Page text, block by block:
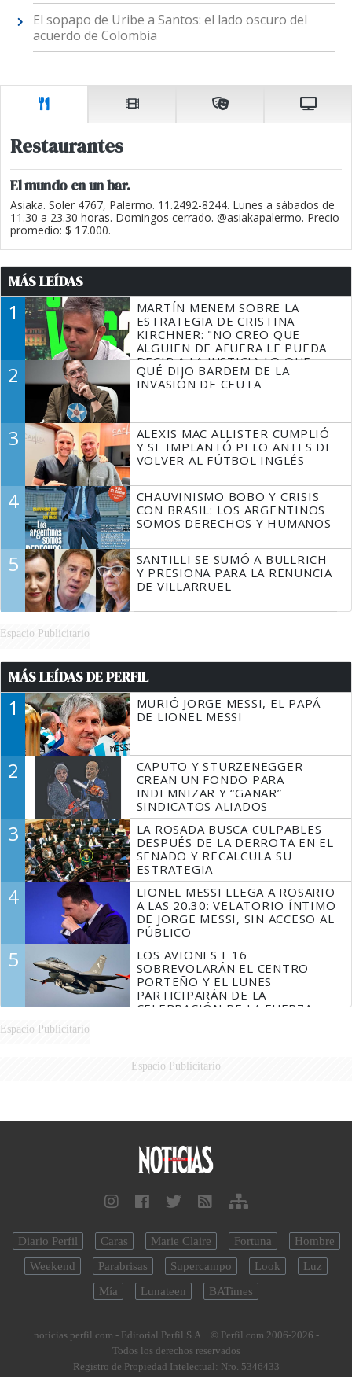
El sopapo de Uribe a Santos: el lado oscuro del
acuerdo de Colombia
Restaurantes
El mundo en un bar.
Asiaka. Soler 4767, Palermo. 11.2492-8244. Lunes a sábados de
11.30 a 23.30 horas. Domingos cerrado. @asiakapalermo. Precio
promedio: $ 17.000.
MÁS LEÍDAS
1
MARTÍN MENEM SOBRE LA
ESTRATEGIA DE CRISTINA
KIRCHNER: "NO CREO QUE
ALGUIEN DE AFUERA LE PUEDA
DECIR A LA JUSTICIA LO QUE
TIENE QUE HACER"
2
QUÉ DIJO BARDEM DE LA
INVASIÓN DE CEUTA
3
ALEXIS MAC ALLISTER CUMPLIÓ
Y SE IMPLANTÓ PELO ANTES DE
VOLVER AL FÚTBOL INGLÉS
4
CHAUVINISMO BOBO Y CRISIS
CON BRASIL: LOS ARGENTINOS
SOMOS DERECHOS Y HUMANOS
5
SANTILLI SE SUMÓ A BULLRICH
Y PRESIONA PARA LA RENUNCIA
DE VILLARRUEL
Espacio Publicitario
MÁS LEÍDAS DE PERFIL
1
MURIÓ JORGE MESSI, EL PAPÁ
DE LIONEL MESSI
2
CAPUTO Y STURZENEGGER
CREAN UN FONDO PARA
INDEMNIZAR Y “GANAR”
SINDICATOS ALIADOS
3
LA ROSADA BUSCA CULPABLES
DESPUÉS DE LA DERROTA EN EL
SENADO Y RECALCULA SU
ESTRATEGIA
4
LIONEL MESSI LLEGA A ROSARIO
A LAS 20.30: VELATORIO ÍNTIMO
DE JORGE MESSI, SIN ACCESO AL
PÚBLICO
5
LOS AVIONES F 16
SOBREVOLARÁN EL CENTRO
PORTEÑO Y EL LUNES
PARTICIPARÁN DE LA
CELEBRACIÓN DE LA FUERZA
Espacio Publicitario
Espacio Publicitario
Diario Perfil Caras Marie Claire Fortuna
Hombre
Weekend
Parabrisas Supercampo Look
Luz
Mía
Lunateen BATimes
noticias.perfil.com - Editorial Perfil S.A. | © Perfil.com 2006-2026 -
Todos los derechos reservados
Registro de Propiedad Intelectual: Nro. 5346433